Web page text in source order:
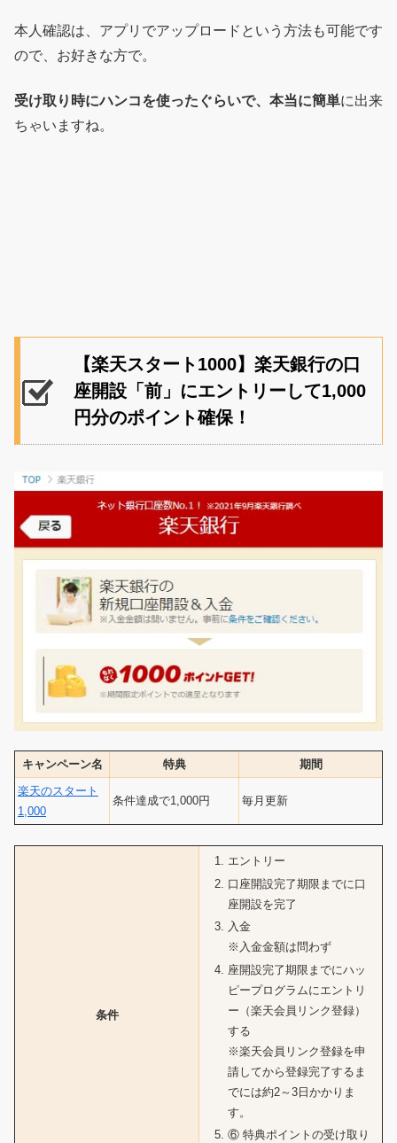
本人確認は、アプリでアップロードという方法も可能です
ので、お好きな方で。
受け取り時にハンコを使ったぐらいで、本当に簡単に出来
ちゃいますね。
【楽天スタート1000】楽天銀行の口
座開設「前」にエントリーして1,000
円分のポイント確保！
キャンペーン名 特典
期間
楽天のスタート
1,000
条件達成で1,000円 毎月更新
条件
エントリー
口座開設完了期限までに口
座開設を完了
入金
※入金金額は問わず
座開設完了期限までにハッ
ピープログラムにエントリ
ー（楽天会員リンク登録）
する
※楽天会員リンク登録を申
請してから登録完了するま
でには約2～3日かかりま
す。
⑥ 特典ポイントの受け取り